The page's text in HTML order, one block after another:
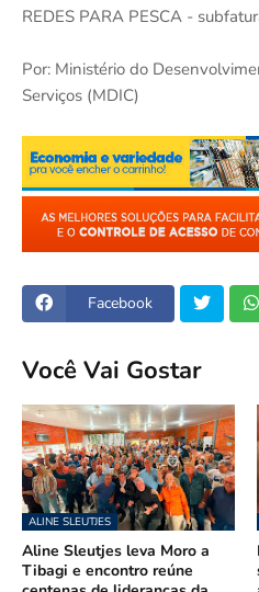
REDES PARA PESCA -
Por: Ministério do
Serviços (MDIC)
Facebook
Você Vai Gostar
ALINE SLEUTJES
Aline Sleutjes leva Moro a
Tibagi e encontro reúne